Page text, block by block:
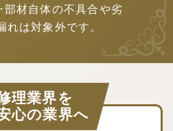
材自体の不具合や劣
れは対象外です。
理業界を
心の業界へ